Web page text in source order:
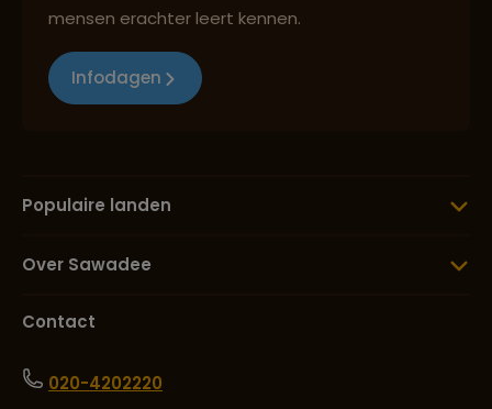
mensen erachter leert kennen.
Infodagen
Populaire landen
Over Sawadee
Contact
020-4202220